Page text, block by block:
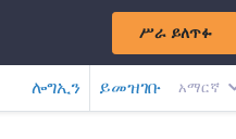
ሥራ ይለጥፉ
ሎግኢን ይመዝገቡ አማርኛ